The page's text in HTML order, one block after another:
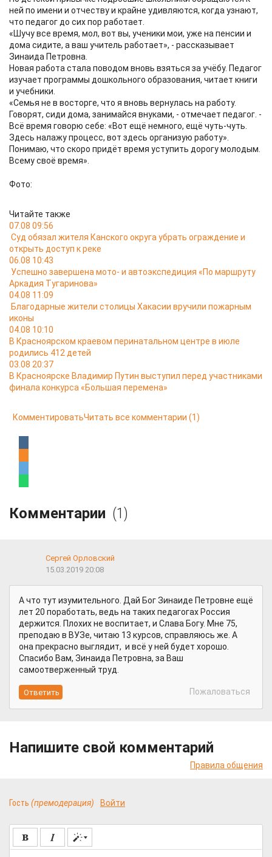
ней по имени и отчеству и крайне удивляются, когда узнают,
что педагог до сих пор работает.
«Шучу все время, мол, вот вы, ученики мои, уже на пенсии и
дома сидите, а ваш учитель работает», - рассказывает
Зинаида Петровна.
Новая работа стала поводом вновь взяться за учёбу. Педагог
изучает программы дошкольного образования, читает книги
и учебники.
«Семья не в восторге, что я вновь вернулась на работу.
Говорят, сиди дома, занимайся внуками, - отмечает педагог. -
Всё время говорю себе: «Вот ещё немного, ещё чуть-чуть.
Здесь налажу процесс, вот здесь организую работу».
Понимаю, что скоро придёт время уступить дорогу молодым.
Всему своё время».
Фото:
Читайте также
07.08 09:56
Суд обязал жителя Канского округа убрать ограждение и
открыть доступ к реке
06.08 10:43
Успешно завершена мото- и автоэкспедиция «По маршруту
Аркадия Тугаринова»
04.08 11:09
Благодарные жители столицы Хакасии вручили пожарным
иконы
04.08 10:10
В Красноярском краевом перинатальном центре в июле
родились 412 детей
03.08 20:37
В Красноярске Владимир Путин выступил перед участниками
финала конкурса «Большая перемена»
КомментироватьЧитать все комментарии (1)
Комментарии (1)
Сергей Орловский
15.03.2019 20:08
А что тут изумительного. Дай Бог Зинаиде Петровне ещё
лет 20 поработать, ведь на таких педагогах Россия
держится. Плохих не воспитает, и Слава Богу. Мне 75,
преподаю в ВУЗе, читаю 13 курсов, справляюсь же. А
она прекрасно выглядит, и всё у ней будет хорошо.
Спасибо Вам, Зинаида Петровна, за Ваш
самоотверженный труд.
Пожаловаться
Напишите свой комментарий
Правила общения
Гость (премодерация) Войти